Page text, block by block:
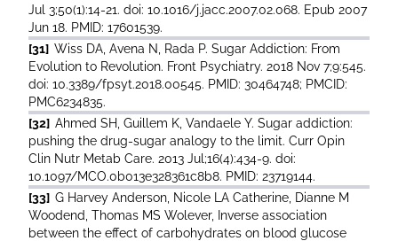
Jul 3;50(1):14-21. doi: 10.1016/j.jacc.2007.02.068. Epub 2007
Jun 18. PMID: 17601539.
[31] Wiss DA, Avena N, Rada P. Sugar Addiction: From
Evolution to Revolution. Front Psychiatry. 2018 Nov 7;9:545.
doi: 10.3389/fpsyt.2018.00545. PMID: 30464748; PMCID:
PMC6234835.
[32] Ahmed SH, Guillem K, Vandaele Y. Sugar addiction:
pushing the drug-sugar analogy to the limit. Curr Opin
Clin Nutr Metab Care. 2013 Jul;16(4):434-9. doi:
10.1097/MCO.0b013e328361c8b8. PMID: 23719144.
[33] G Harvey Anderson, Nicole LA Catherine, Dianne M
Woodend, Thomas MS Wolever, Inverse association
between the effect of carbohydrates on blood glucose